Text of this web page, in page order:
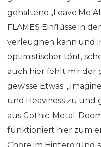
gehaltene „Leave Me
FLAMES Einflüsse in
verleugnen kann und
optimistischer tönt,
auch hier fehlt mir der
gewisse Etwas.
und Heaviness zu und
aus Gothic, Metal,
funktioniert hier zum
Chöre im Hintergrund